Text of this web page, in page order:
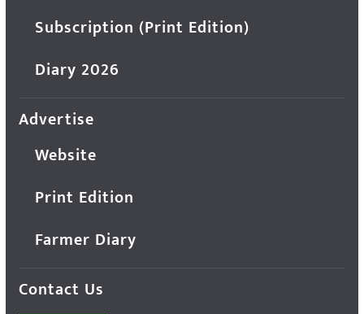
Subscription (Print Edition)
Diary 2026
Advertise
Website
Print Edition
Farmer Diary
Contact Us